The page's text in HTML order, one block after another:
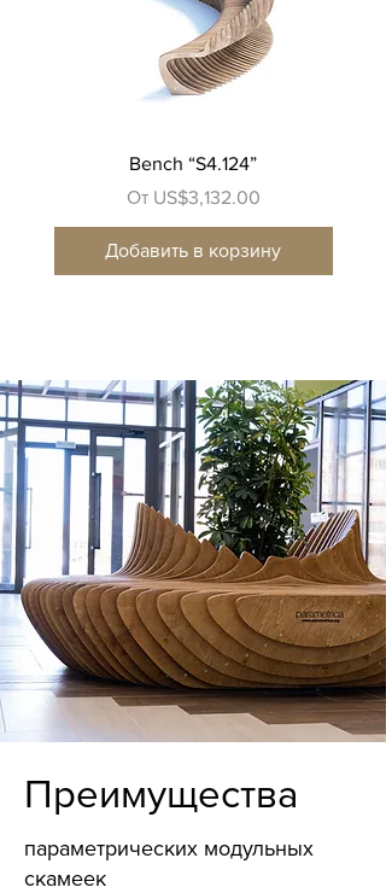
Bench “S4.124”
От US$3,132.00
Цена со скидкой
Добавить в корзину
Преимущества
параметрических модульных
скамеек